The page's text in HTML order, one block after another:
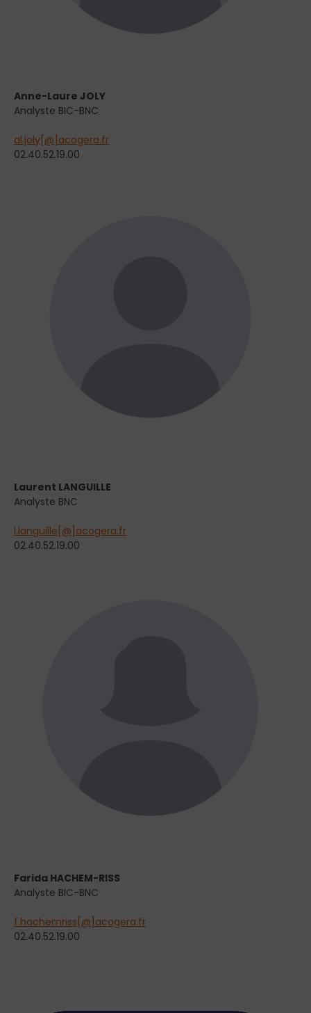
Anne-Laure JOLY
Analyste BIC-BNC
al.joly[@]acogera.fr
02.40.52.19.00
Laurent LANGUILLE
Analyste BNC
l.languille[@]acogera.fr
02.40.52.19.00
Farida HACHEM-RISS
Analyste BIC-BNC
f.hachemriss[@]acogera.fr
02.40.52.19.00